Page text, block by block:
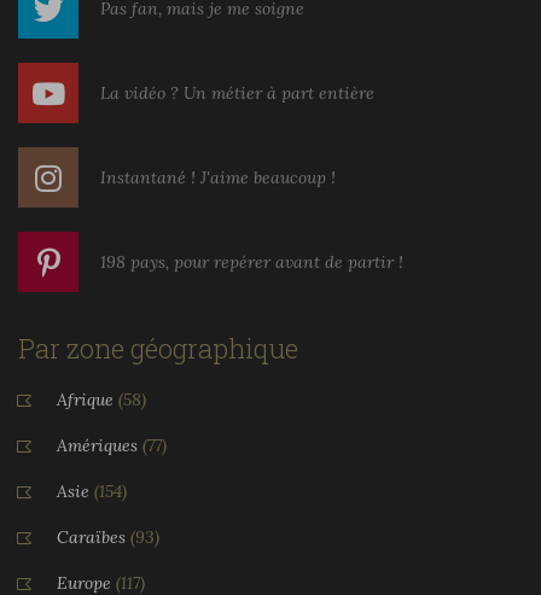
Pas fan, mais je me soigne
La vidéo ? Un métier à part entière
Instantané ! J'aime beaucoup !
198 pays, pour repérer avant de partir !
Par zone géographique
Afrique (58)
Amériques (77)
Asie (154)
Caraïbes (93)
Europe (117)